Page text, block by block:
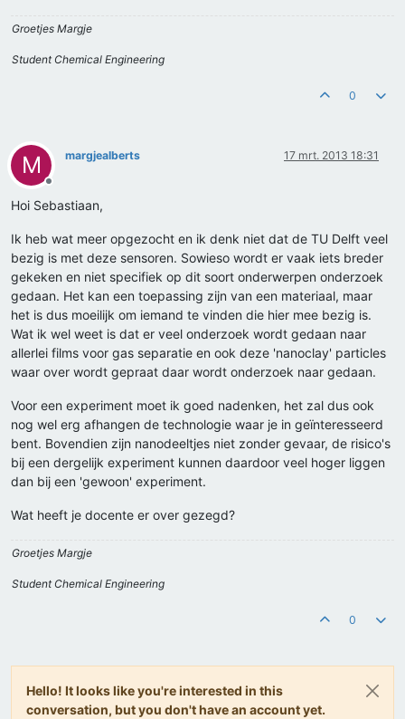
Groetjes Margje
Student Chemical Engineering
0
M
Offline
margjealberts 17 mrt. 2013 18:31
Hoi Sebastiaan,
Ik heb wat meer opgezocht en ik denk niet dat de TU Delft veel
bezig is met deze sensoren. Sowieso wordt er vaak iets breder
gekeken en niet specifiek op dit soort onderwerpen onderzoek
gedaan. Het kan een toepassing zijn van een materiaal, maar
het is dus moeilijk om iemand te vinden die hier mee bezig is.
Wat ik wel weet is dat er veel onderzoek wordt gedaan naar
allerlei films voor gas separatie en ook deze 'nanoclay' particles
waar over wordt gepraat daar wordt onderzoek naar gedaan.
Voor een experiment moet ik goed nadenken, het zal dus ook
nog wel erg afhangen de technologie waar je in geïnteresseerd
bent. Bovendien zijn nanodeeltjes niet zonder gevaar, de risico's
bij een dergelijk experiment kunnen daardoor veel hoger liggen
dan bij een 'gewoon' experiment.
Wat heeft je docente er over gezegd?
Groetjes Margje
Student Chemical Engineering
0
Hello! It looks like you're interested in this
conversation, but you don't have an account yet.